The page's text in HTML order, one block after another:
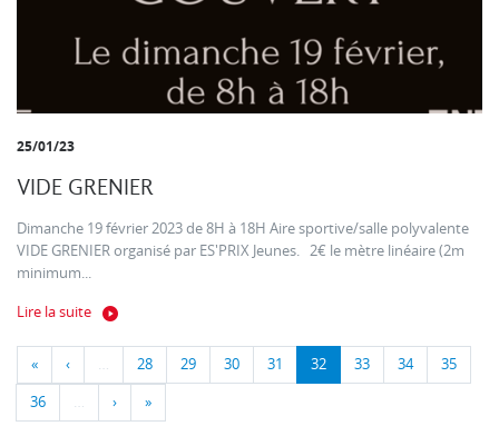
25/01/23
VIDE GRENIER
Dimanche 19 février 2023 de 8H à 18H Aire sportive/salle polyvalente
VIDE GRENIER organisé par ES'PRIX Jeunes. 2€ le mètre linéaire (2m
minimum...
Lire la suite
« ‹ … 28 29 30 31 32 33 34 35
36 … › »